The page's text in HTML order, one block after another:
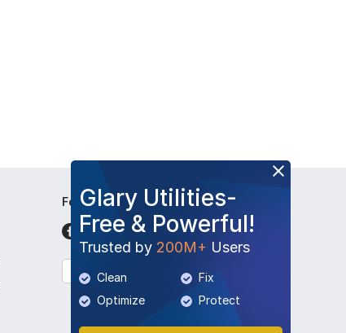
Glary Utilities-
Free & Powerful!
Trusted by 200M+ Users
Clean
Fix
Optimize
Protect
Folge uns
Deutsch